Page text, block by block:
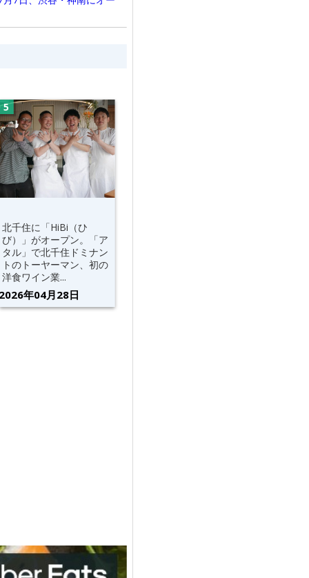
北千住に「HiBi（ひ
び）」がオープン。「ア
タル」で北千住ドミナン
トのトーヤーマン、初の
洋食ワイン業...
年04月28日